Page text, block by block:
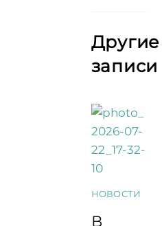
Другие
записи
НОВОСТИ
В